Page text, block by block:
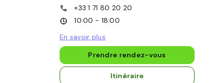
+33 1 71 80 20 20
10:00 - 18:00
En savoir plus
Prendre rendez-vous
Itinéraire